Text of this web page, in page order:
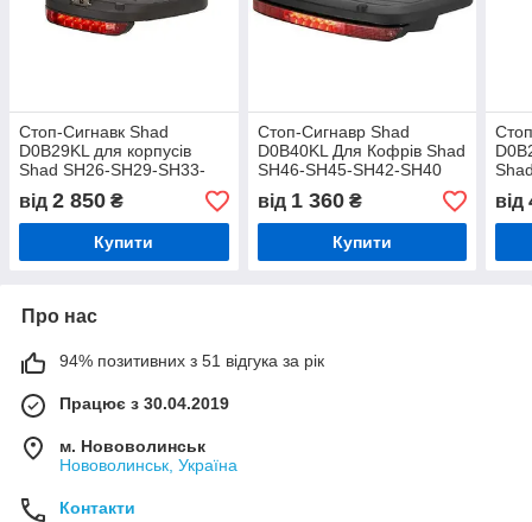
Стоп-Сигнавк Shad
D0B29KL для корпусів
Shad SH26-SH29-SH33-
SH37
від 2 850 ₴
Купити
Стоп-Сигнавр Shad
D0B40KL Для Кофрів Shad
SH46-SH45-SH42-SH40
від 1 360₴
Купити
від
Про нас
94% позитивних з 51 відгука за рік
Працює з 30.04.2019
м. Нововолинськ
Нововолинськ, Україна
Контакти